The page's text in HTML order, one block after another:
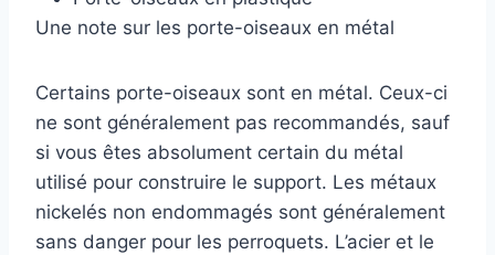
Une note sur les porte-oiseaux en métal
Certains porte-oiseaux sont en métal. Ceux-ci
ne sont généralement pas recommandés, sauf
si vous êtes absolument certain du métal
utilisé pour construire le support. Les métaux
nickelés non endommagés sont généralement
sans danger pour les perroquets. L’acier et le